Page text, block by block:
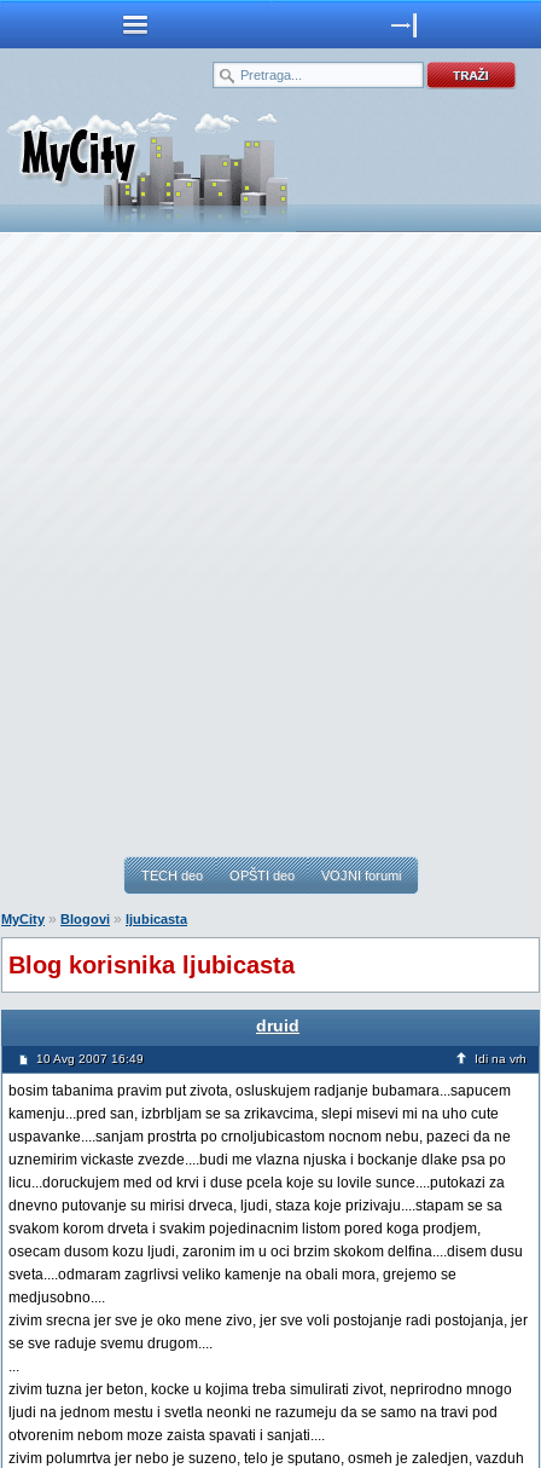
TECH deo OPŠTI deo VOJNI forumi
MyCity » Blogovi » ljubicasta
Blog korisnika ljubicasta
druid
10 Avg 2007 16:49 Idi na vrh
bosim tabanima pravim put zivota, osluskujem radjanje bubamara...sapucem
kamenju...pred san, izbrbljam se sa zrikavcima, slepi misevi mi na uho cute
uspavanke....sanjam prostrta po crnoljubicastom nocnom nebu, pazeci da ne
uznemirim vickaste zvezde....budi me vlazna njuska i bockanje dlake psa po
licu...doruckujem med od krvi i duse pcela koje su lovile sunce....putokazi za
dnevno putovanje su mirisi drveca, ljudi, staza koje prizivaju....stapam se sa
svakom korom drveta i svakim pojedinacnim listom pored koga prodjem,
osecam dusom kozu ljudi, zaronim im u oci brzim skokom delfina....disem dusu
sveta....odmaram zagrlivsi veliko kamenje na obali mora, grejemo se
medjusobno....
zivim srecna jer sve je oko mene zivo, jer sve voli postojanje radi postojanja, jer
se sve raduje svemu drugom....
...
zivim tuzna jer beton, kocke u kojima treba simulirati zivot, neprirodno mnogo
ljudi na jednom mestu i svetla neonki ne razumeju da se samo na travi pod
otvorenim nebom moze zaista spavati i sanjati....
zivim polumrtva jer nebo je suzeno, telo je sputano, osmeh je zaledjen, vazduh